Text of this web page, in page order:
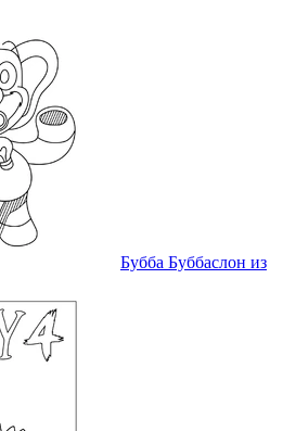
Бубба Буббаслон из